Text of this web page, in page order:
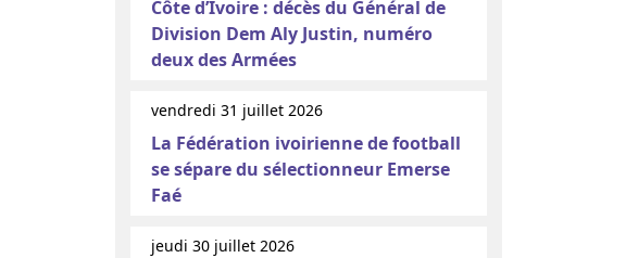
Côte d’Ivoire : décès du Général de
Division Dem Aly Justin, numéro
deux des Armées
vendredi 31 juillet 2026
La Fédération ivoirienne de football
se sépare du sélectionneur Emerse
Faé
jeudi 30 juillet 2026